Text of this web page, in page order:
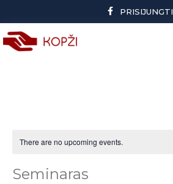
PRISIJUNGTI
There are no upcoming events.
Seminaras